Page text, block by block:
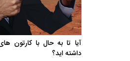
آیا تا به حال با کارتون
داشته اید؟